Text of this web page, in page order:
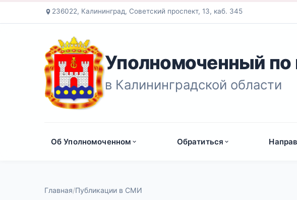
236022, Калининград, Советский проспект, 13, каб. 345
Уполномоченный по
в Калининградской области
Об Уполномоченном Обратиться
Главная Публикации в СМИ